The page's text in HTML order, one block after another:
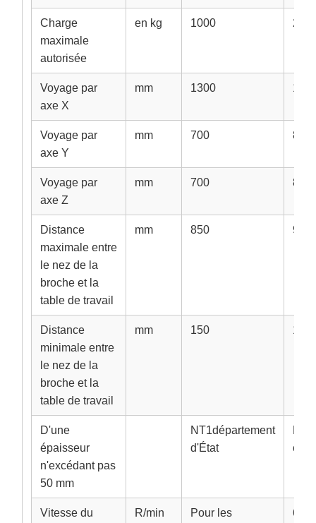
Charge
maximale
autorisée
en kg 1000
Voyage par
axe X
mm 1300
Voyage par
axe Y
mm 700 800
Voyage par
axe Z
mm 700 800
Distance
maximale entre
le nez de la
broche et la
table de travail
mm 850 940
Distance
minimale entre
le nez de la
broche et la
table de travail
mm 150 140
D'une
épaisseur
n'excédant pas
50 mm
NT1département
d'État
Vitesse du R/min Pour les